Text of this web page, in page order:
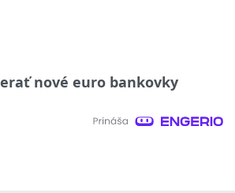
nové euro bankovky